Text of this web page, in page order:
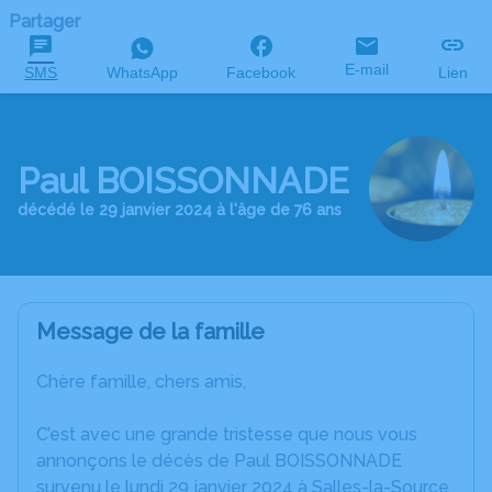
Partager
SMS WhatsApp Facebook E-mail Lien
Paul BOISSONNADE
décédé le 29 janvier 2024 à l'âge de 76 ans
Message de la famille
Chère famille, chers amis,
C’est avec une grande tristesse que nous vous
annonçons le décès de Paul BOISSONNADE
survenu le lundi 29 janvier 2024 à Salles-la-Source.